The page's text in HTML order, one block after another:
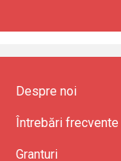
Despre noi
Întrebări frecvente
Granturi